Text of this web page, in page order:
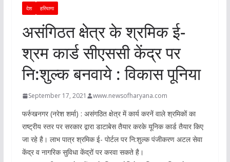
देश हरियाणा
असंगिठत क्षेत्र के श्रमिक ई-
श्रम कार्ड सीएससी केंद्र पर
नि:शुल्क बनवाये : विकास पूनिया
September 17, 2021 www.newsofharyana.com
फर्रुखनगर (नरेश शर्मा) : असंगठित क्षेत्र में कार्य करनें वाले श्रमिकों का
राष्ट्रीय स्तर पर सरकार द्वारा डाटाबेस तैयार करके यूनिक कार्ड तैयार किए
जा रहे है। लाभ पात्र श्रमिक ई- पोर्टल पर नि:शुल्क पंजीकरण अटल सेवा
केंद्र व नागरिक सुविधा केंद्रों पर करवा सकते है।